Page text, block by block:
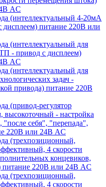
AC
(интеллектуальный 4-20мА
питание 220В или
(интеллектуальный для
- привод с дисплеем)
AC
(интеллектуальный для
задач -
привода) питание 220В
(привод-регулятор
высокоточный - настройка
"после себя", "перепада",
220В или 24В AC
(трехпозиционный,
4 скорости
концевиков,
питание 220В или 24В AC
(трехпозиционный,
4 скорости